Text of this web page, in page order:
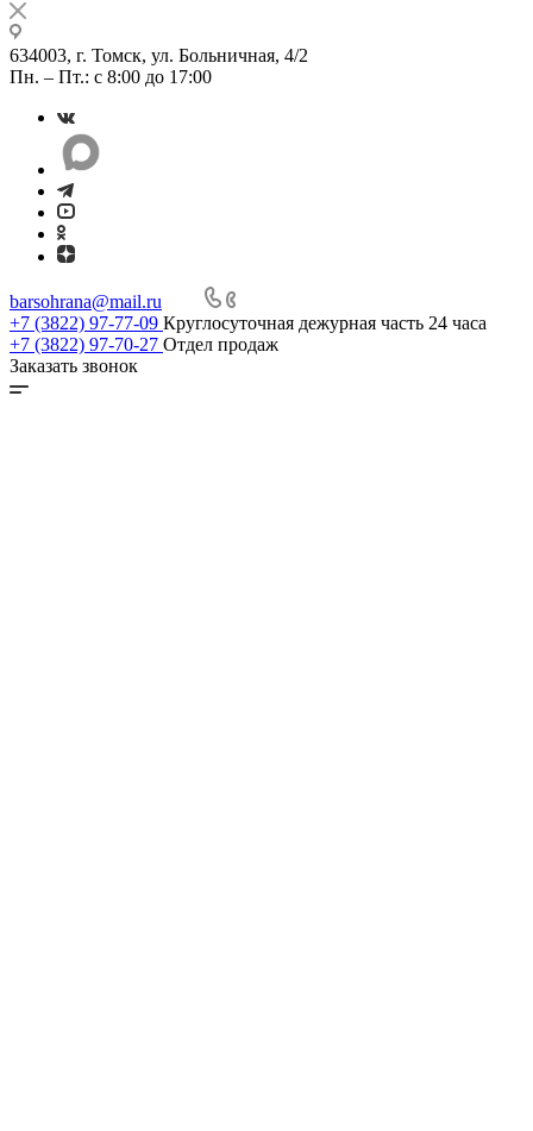
634003, г. Томск, ул. Больничная, 4/2
Пн. – Пт.: с 8:00 до 17:00
barsohrana@mail.ru
+7 (3822) 97-77-09 Круглосуточная дежурная часть 24 часа
+7 (3822) 97-70-27 Отдел продаж
Заказать звонок